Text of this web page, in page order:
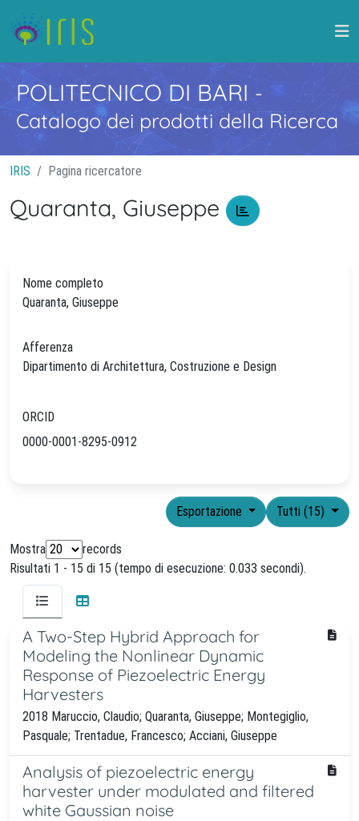
POLITECNICO DI BARI -
Catalogo dei prodotti della Ricerca
IRIS Pagina ricercatore
Quaranta, Giuseppe
Nome completo
Quaranta, Giuseppe
Afferenza
Dipartimento di Architettura, Costruzione e Design
ORCID
0000-0001-8295-0912
Tutti (15)
Esportazione
Mostra
records
Risultati 1 - 15 di 15 (tempo di esecuzione: 0.033 secondi).
A Two-Step Hybrid Approach for
Modeling the Nonlinear Dynamic
Response of Piezoelectric Energy
Harvesters
2018 Maruccio, Claudio; Quaranta, Giuseppe; Montegiglio,
Pasquale; Trentadue, Francesco; Acciani, Giuseppe
Analysis of piezoelectric energy
harvester under modulated and filtered
white Gaussian noise